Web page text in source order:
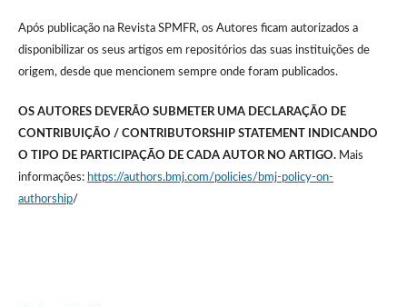
Após publicação na Revista SPMFR, os Autores ficam autorizados a
disponibilizar os seus artigos em repositórios das suas instituições de
origem, desde que mencionem sempre onde foram publicados.
OS AUTORES DEVERÃO SUBMETER UMA DECLARAÇÃO DE
CONTRIBUIÇÃO / CONTRIBUTORSHIP STATEMENT INDICANDO
O TIPO DE PARTICIPAÇÃO DE CADA AUTOR NO ARTIGO.Mais
informações: https://authors.bmj.com/policies/bmj-policy-on-
authorship/